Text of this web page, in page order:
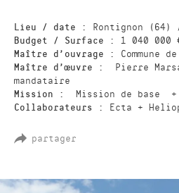
Lieu / date : Rontignon (64)
Budget / Surface : 1 040 000
Maître d’ouvrage : Commune
Maître d’œuvre :
Pierre
mandataire
Mission : Mission de base +
Collaborateurs : Ecta +
partager